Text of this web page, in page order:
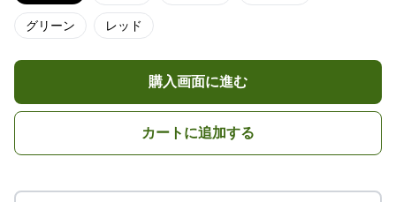
グリーン レッド
購入画面に進む
カートに追加する